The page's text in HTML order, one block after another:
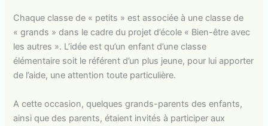
Chaque classe de « petits » est associée à une classe de
« grands » dans le cadre du projet d’école « Bien-être avec
les autres ». L’idée est qu’un enfant d’une classe
élémentaire soit le référent d’un plus jeune, pour lui apporter
de l’aide, une attention toute particulière.
A cette occasion, quelques grands-parents des enfants,
ainsi que des parents, étaient invités à participer aux